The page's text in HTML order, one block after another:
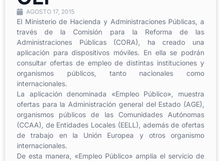
AGOSTO 17, 2015
El Ministerio de Hacienda y Administraciones Públicas, a
través de la Comisión para la Reforma de las
Administraciones Públicas (CORA), ha creado una
aplicación para dispositivos móviles. En ella se podrán
consultar ofertas de empleo de distintas instituciones y
organismos públicos, tanto nacionales como
internacionales.
La aplicación denominada «Empleo Público», muestra
ofertas para la Administración general del Estado (AGE),
organismos públicos de las Comunidades Autónomas
(CCAA), de Entidades Locales (EELL), además de ofertas
de trabajo en la Unión Europea y otros organismo
internacionales.
De esta manera, «Empleo Público» amplía el servicio de